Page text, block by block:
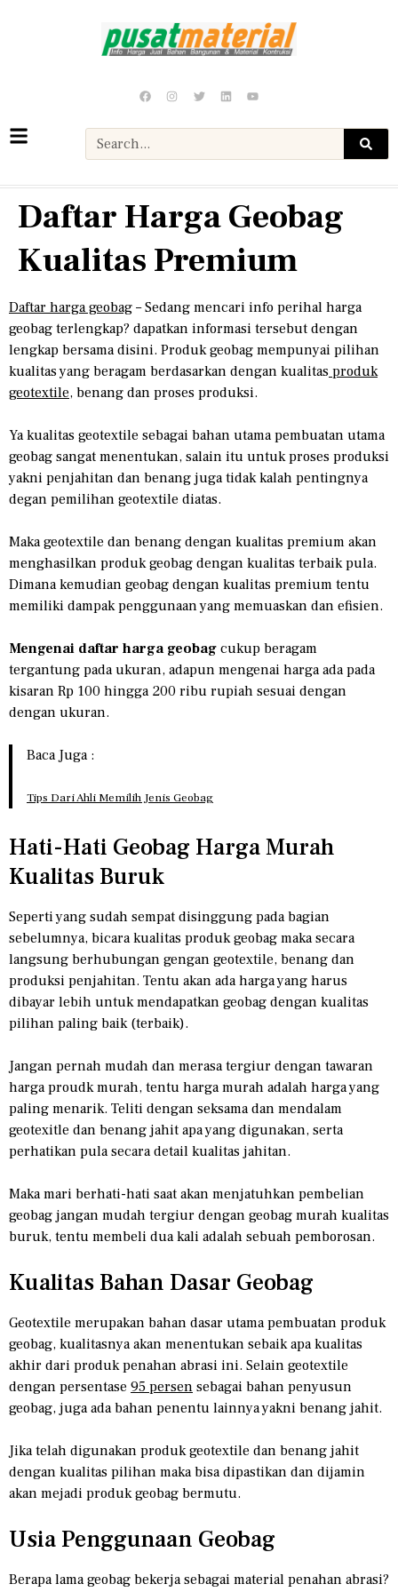
Daftar Harga Geobag
Kualitas Premium
Daftar harga geobag – Sedang mencari info perihal harga
geobag terlengkap? dapatkan informasi tersebut dengan
lengkap bersama disini. Produk geobag mempunyai pilihan
kualitas yang beragam berdasarkan dengan kualitas produk
geotextile, benang dan proses produksi.
Ya kualitas geotextile sebagai bahan utama pembuatan utama
geobag sangat menentukan, salain itu untuk proses produksi
yakni penjahitan dan benang juga tidak kalah pentingnya
degan pemilihan geotextile diatas.
Maka geotextile dan benang dengan kualitas premium akan
menghasilkan produk geobag dengan kualitas terbaik pula.
Dimana kemudian geobag dengan kualitas premium tentu
memiliki dampak penggunaan yang memuaskan dan efisien.
Mengenai daftar harga geobag cukup beragam
tergantung pada ukuran, adapun mengenai harga ada pada
kisaran Rp 100 hingga 200 ribu rupiah sesuai dengan
dengan ukuran.
Baca Juga :
Tips Dari Ahli Memilih Jenis Geobag
Hati-Hati Geobag Harga Murah
Kualitas Buruk
Seperti yang sudah sempat disinggung pada bagian
sebelumnya, bicara kualitas produk geobag maka secara
langsung berhubungan gengan geotextile, benang dan
produksi penjahitan. Tentu akan ada harga yang harus
dibayar lebih untuk mendapatkan geobag dengan kualitas
pilihan paling baik (terbaik).
Jangan pernah mudah dan merasa tergiur dengan tawaran
harga proudk murah, tentu harga murah adalah harga yang
paling menarik. Teliti dengan seksama dan mendalam
geotexitle dan benang jahit apa yang digunakan, serta
perhatikan pula secara detail kualitas jahitan.
Maka mari berhati-hati saat akan menjatuhkan pembelian
geobag jangan mudah tergiur dengan geobag murah kualitas
buruk, tentu membeli dua kali adalah sebuah pemborosan.
Kualitas Bahan Dasar Geobag
Geotextile merupakan bahan dasar utama pembuatan produk
geobag, kualitasnya akan menentukan sebaik apa kualitas
akhir dari produk penahan abrasi ini. Selain geotextile
dengan persentase 95 persen sebagai bahan penyusun
geobag, juga ada bahan penentu lainnya yakni benang jahit.
Jika telah digunakan produk geotextile dan benang jahit
dengan kualitas pilihan maka bisa dipastikan dan dijamin
akan mejadi produk geobag bermutu.
Usia Penggunaan Geobag
Berapa lama geobag bekerja sebagai material penahan abrasi?